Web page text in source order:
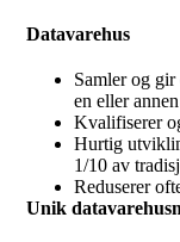
Datavarehus
Samler og
en eller
Kvalifiserer
Hurtig
1/10 av
Reduserer
Unik